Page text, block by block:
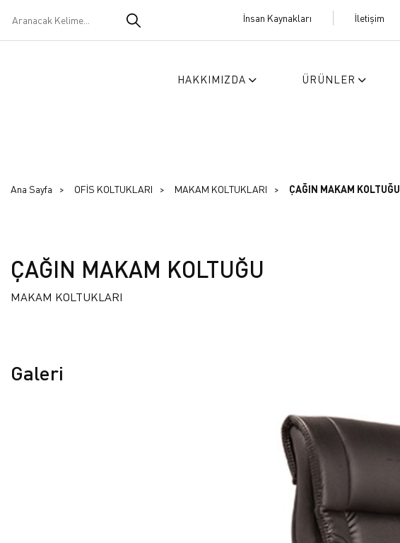
İnsan Kaynakları İletişim
HAKKIMIZDA ÜRÜNLER
Ana Sayfa OFİS KOLTUKLARI MAKAM KOLTUKLARI ÇAĞIN MAKAM KOLTUĞU
ÇAĞIN MAKAM KOLTUĞU
MAKAM KOLTUKLARI
Galeri